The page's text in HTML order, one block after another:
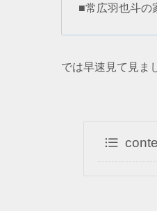
■常広羽也斗の
では早速見て見ま